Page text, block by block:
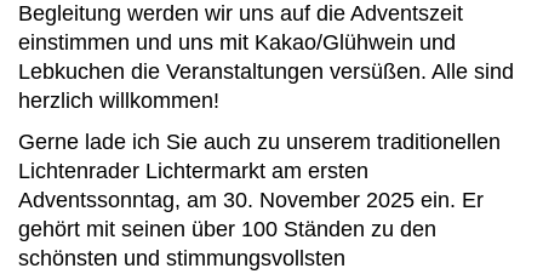
Begleitung werden wir uns auf die Adventszeit
einstimmen und uns mit Kakao/Glühwein und
Lebkuchen die Veranstaltungen versüßen. Alle sind
herzlich willkommen!
Gerne lade ich Sie auch zu unserem traditionellen
Lichtenrader Lichtermarkt am ersten
Adventssonntag, am 30. November 2025 ein. Er
gehört mit seinen über 100 Ständen zu den
schönsten und stimmungsvollsten